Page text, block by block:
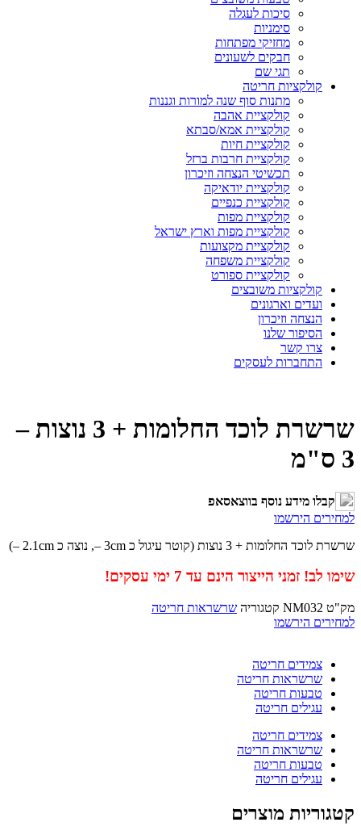
סיכות לעגלה
סימניות
מחזיקי מפתחות
חבקים לשעונים
תגי שם
קולקציות חריטה
מתנות סוף שנה למורות וגננות
קולקציית אהבה
קולקציית אמא/סבתא
קולקציית חיות
קולקציית חרבות ברזל
תכשיטי הנצחה וזיכרון
קולקציית יודאיקה
קולקציית כנפיים
קולקציית מפות
קולקציית מפות וארץ ישראל
קולקציית מקצועות
קולקציית משפחה
קולקציית ספורט
קולקציות משובצים
ועדים וארגונים
הנצחה וזיכרון
הסיפור שלנו
צרו קשר
התחברות לעסקים
שרשרת לוכד החלומות + 3 נוצות –
3 ס"מ
קבלו מידע נוסף בווצאסאפ
למחירים הירשמו
שרשרת לוכד החלומות + 3 נוצות (קוטר עיגול כ 3cm –, נוצה כ 2.1cm –)
שימו לב! זמני הייצור הינם עד 7 ימי עסקים!
מק"ט NM032 קטגוריה שרשראות חריטה
למחירים הירשמו
צמידים חריטה
שרשראות חריטה
טבעות חריטה
עגילים חריטה
צמידים חריטה
שרשראות חריטה
טבעות חריטה
עגילים חריטה
קטגוריות מוצרים